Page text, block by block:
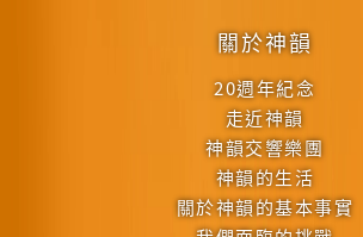
關於神韻
20週年紀念
走近神韻
神韻交響樂團
神韻的生活
關於神韻的基本事實